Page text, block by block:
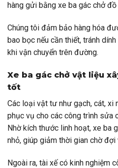
hàng gửi bằng xe ba gác chở đồ
Chúng tôi đảm bảo hàng hóa
bao bọc nếu cần thiết, tránh
khi vận chuyển trên đường.
Xe ba gác chở vật liệu
tốt
Các loại vật tư như gạch, cát, xi
phục vụ cho các công trình sửa
Nhờ kích thước linh hoạt, xe ba
nhỏ, giúp giảm thời gian chờ đợi
Ngoài ra, tài xế có kinh nghiệm